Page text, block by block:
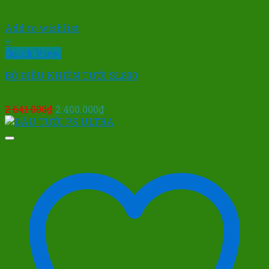
Add to wishlist
+
Quick View
BỘ ĐIỀU KHIỀN TƯỚI SL800
2.641.000₫ Giá
gốc
2.400.000₫
hiện